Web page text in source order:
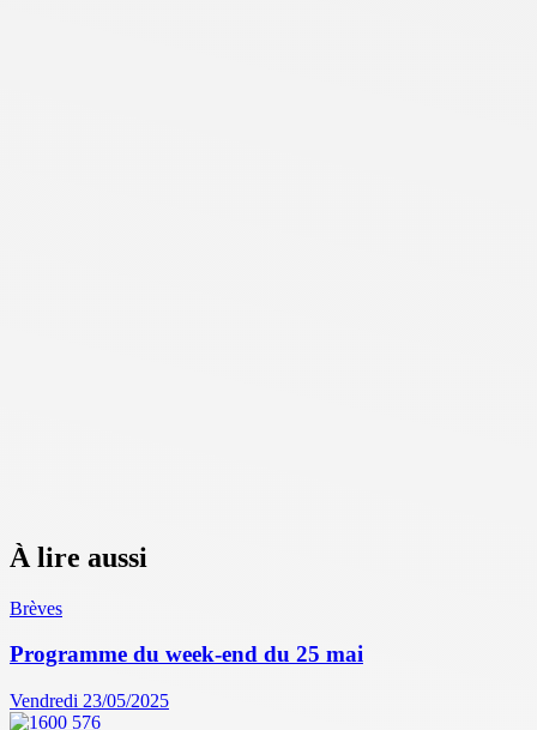
À lire aussi
Brèves
Programme du week-end du 25 mai
Vendredi 23/05/2025